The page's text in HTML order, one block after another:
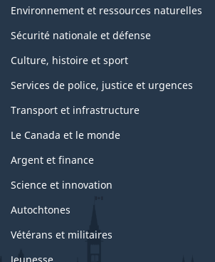
Environnement et ressources naturelles
Sécurité nationale et défense
Culture, histoire et sport
Services de police, justice et urgences
Transport et infrastructure
Le Canada et le monde
Argent et finance
Science et innovation
Autochtones
Vétérans et militaires